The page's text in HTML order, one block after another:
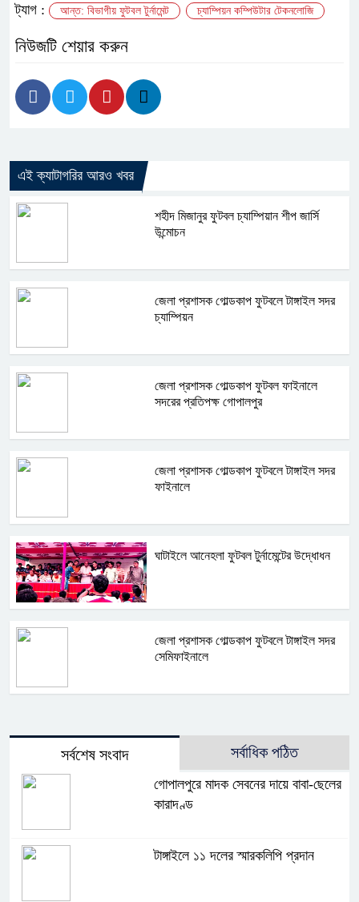
ট্যাগ : আন্ত: বিভাগীয় ফুটবল টুর্নামেন্ট চ্যাম্পিয়ন কম্পিউটার টেকনলোজি
নিউজটি শেয়ার করুন
এই ক্যাটাগরির আরও খবর
শহীদ মিজানুর ফুটবল চ্যাম্পিয়ান শীপ জার্সি
উন্মোচন
জেলা প্রশাসক গোল্ডকাপ ফুটবলে টাঙ্গাইল সদর
চ্যাম্পিয়ন
জেলা প্রশাসক গোল্ডকাপ ফুটবল ফাইনালে
সদরের প্রতিপক্ষ গোপালপুর
জেলা প্রশাসক গোল্ডকাপ ফুটবলে টাঙ্গাইল সদর
ফাইনালে
ঘাটাইলে আনেহলা ফুটবল টুর্নামেন্টের উদ্ধোধন
জেলা প্রশাসক গোল্ডকাপ ফুটবলে টাঙ্গাইল সদর
সেমিফাইনালে
সর্বশেষ সংবাদ সর্বাধিক পঠিত
গোপালপুরে মাদক সেবনের দায়ে বাবা-ছেলের
কারাদণ্ড
টাঙ্গাইলে ১১ দলের স্মারকলিপি প্রদান